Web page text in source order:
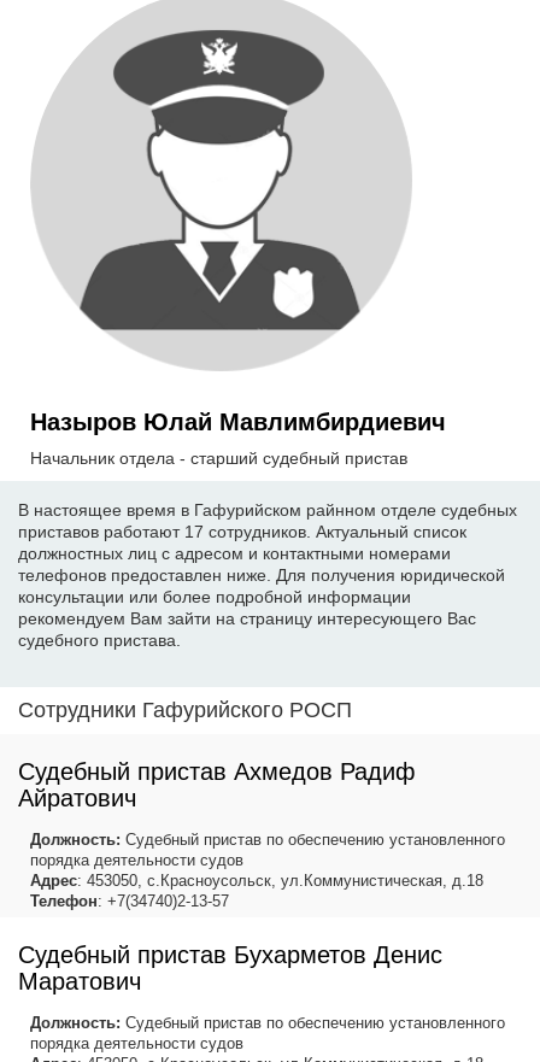
Назыров Юлай Мавлимбирдиевич
Начальник отдела - старший судебный пристав
В настоящее время в Гафурийском райнном отделе судебных
приставов работают 17 сотрудников. Актуальный список
должностных лиц с адресом и контактными номерами
телефонов предоставлен ниже. Для получения юридической
консультации или более подробной информации
рекомендуем Вам зайти на страницу интересующего Вас
судебного пристава.
Сотрудники Гафурийского РОСП
Судебный пристав Ахмедов Радиф
Айратович
Должность: Судебный пристав по обеспечению установленного
порядка деятельности судов
Адрес: 453050, с.Красноусольск, ул.Коммунистическая, д.18
Телефон: +7(34740)2-13-57
Судебный пристав Бухарметов Денис
Маратович
Должность: Судебный пристав по обеспечению установленного
порядка деятельности судов